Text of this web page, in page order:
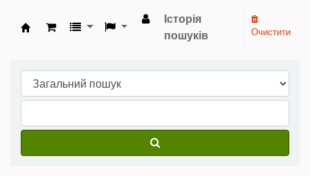
Бібліотека НТШ › Електронний каталог
Історія
пошуків
Очистити